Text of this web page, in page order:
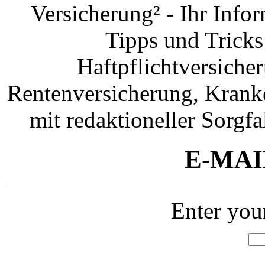
Versicherung² - Ihr
Tipps und
Rentenversicherung,
mit redaktioneller
E-
Enter